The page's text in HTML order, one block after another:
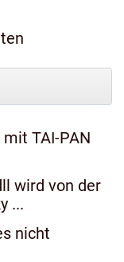
TAI-PAN
wird von der
...
nicht